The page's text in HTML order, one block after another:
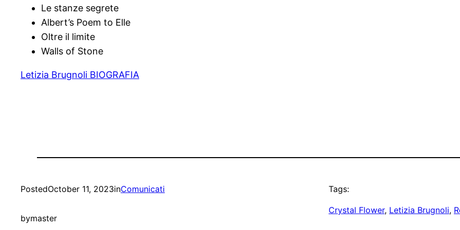
Le stanze segrete
Albert’s Poem to Elle
Oltre il limite
Walls of Stone
Letizia Brugnoli BIOGRAFIA
PostedOctober 11, 2023inComunicati
bymaster
Tags:
Crystal Flower, Letizia Brugnoli,